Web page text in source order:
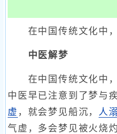
在中国传统文化中，
中医解梦
在中国传统文化中，
中医早已注意到了梦与
虚 ，就会梦见船沉， 人溺
气虚，多会梦见被火烧